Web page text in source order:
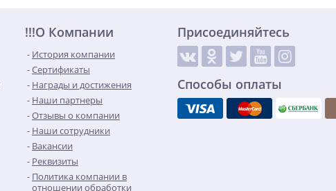
!!!О Компании
История компании
Сертификаты
Награды и достижения
Наши партнеры
Отзывы о компании
Наши сотрудники
Вакансии
Реквизиты
Политика компании в
отношении обработки
Присоединяйтесь
Способы оплаты